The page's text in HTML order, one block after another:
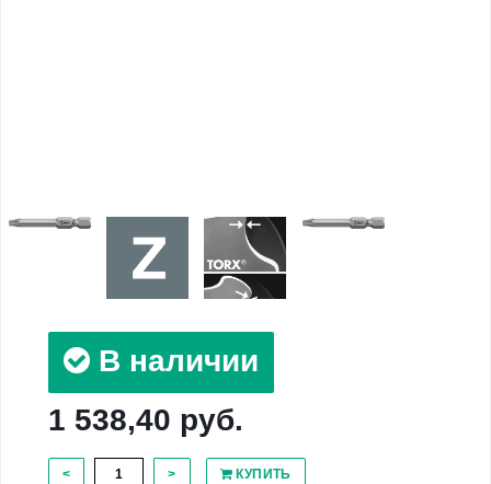
В наличии
1 538,40 руб.
< > КУПИТЬ